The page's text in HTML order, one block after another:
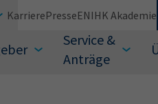
Service &
Anträge
KarrierePresseEN IHK Akademie